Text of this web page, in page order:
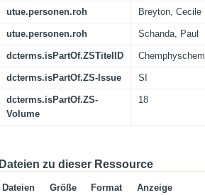
utue.personen.roh Breyton, Cecile
utue.personen.roh Schanda, Paul
dcterms.isPartOf.ZSTitelID Chemphyschem
dcterms.isPartOf.ZS-Issue SI
dcterms.isPartOf.ZS-
Volume
18
Dateien zu dieser Ressource
Dateien Größe Format Anzeige